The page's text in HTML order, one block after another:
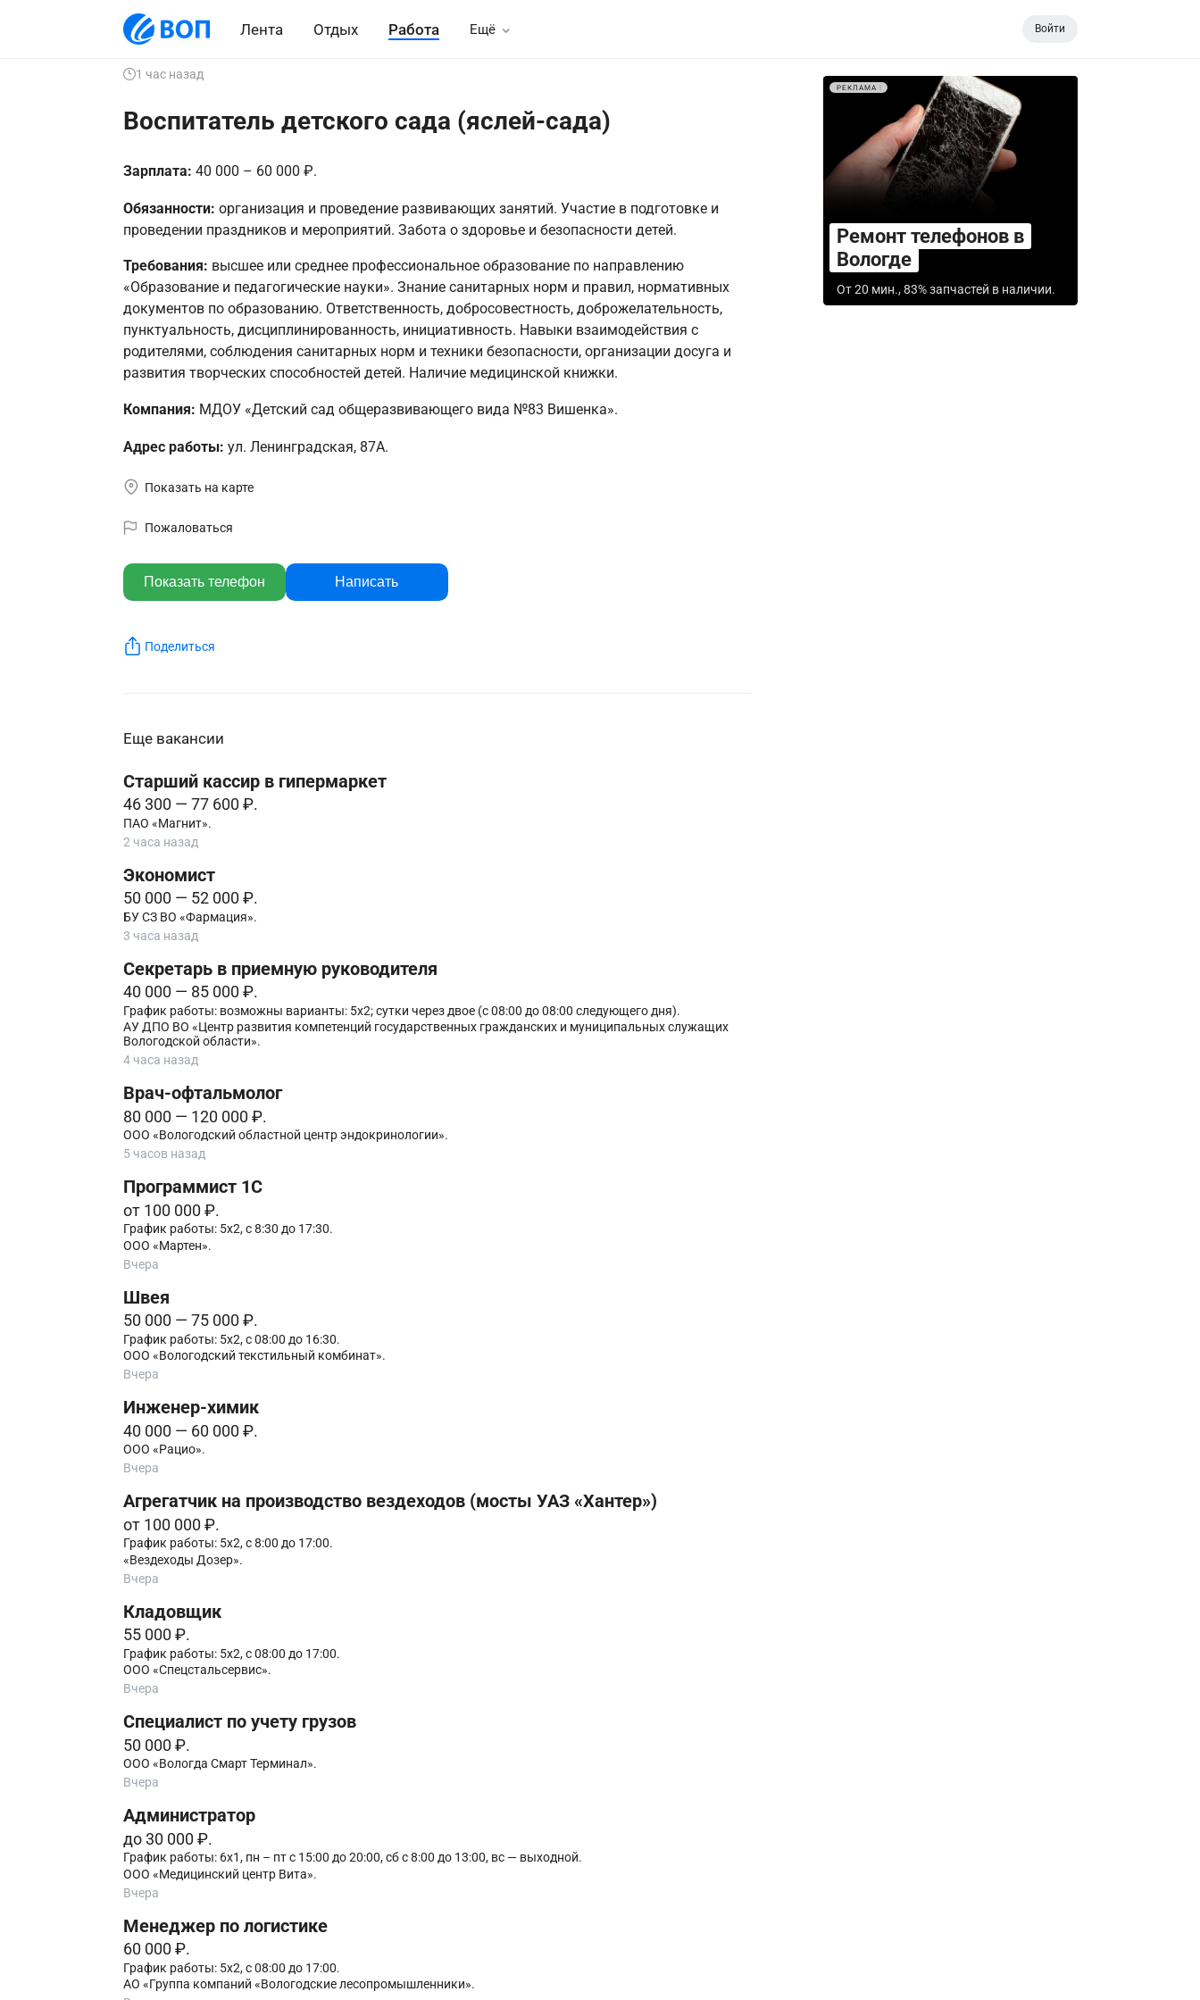
Лента Отдых Работа Ещё Войти
1 час назад
Воспитатель детского сада (яслей-сада)
Зарплата: 40 000 – 60 000 ₽.
Обязанности: организация и проведение развивающих занятий. Участие в подготовке и
проведении праздников и мероприятий. Забота о здоровье и безопасности детей.
Требования: высшее или среднее профессиональное образование по направлению
«Образование и педагогические науки». Знание санитарных норм и правил, нормативных
документов по образованию. Ответственность, добросовестность, доброжелательность,
пунктуальность, дисциплинированность, инициативность. Навыки взаимодействия с
родителями, соблюдения санитарных норм и техники безопасности, организации досуга и
развития творческих способностей детей. Наличие медицинской книжки.
Компания: МДОУ «Детский сад общеразвивающего вида №83 Вишенка».
Адрес работы: ул. Ленинградская, 87А.
Показать на карте
Пожаловаться
Показать телефон Написать
Поделиться
РЕКЛАМА
Ремонт телефонов в
Вологде
От 20 мин., 83% запчастей в наличии.
Еще вакансии
Старший кассир в гипермаркет
46 300 — 77 600 ₽.
ПАО «Магнит».
2 часа назад
Экономист
50 000 — 52 000 ₽.
БУ СЗ ВО «Фармация».
3 часа назад
Секретарь в приемную руководителя
40 000 — 85 000 ₽.
График работы: возможны варианты: 5х2; сутки через двое (с 08:00 до 08:00 следующего дня).
АУ ДПО ВО «Центр развития компетенций государственных гражданских и муниципальных служащих
Вологодской области».
4 часа назад
Врач-офтальмолог
80 000 — 120 000 ₽.
ООО «Вологодский областной центр эндокринологии».
5 часов назад
Программист 1С
от 100 000 ₽.
График работы: 5х2, с 8:30 до 17:30.
ООО «Мартен».
Вчера
Швея
50 000 — 75 000 ₽.
График работы: 5х2, с 08:00 до 16:30.
ООО «Вологодский текстильный комбинат».
Вчера
Инженер-химик
40 000 — 60 000 ₽.
ООО «Рацио».
Вчера
Агрегатчик на производство вездеходов (мосты УАЗ «Хантер»)
от 100 000 ₽.
График работы: 5х2, с 8:00 до 17:00.
«Вездеходы Дозер».
Вчера
Кладовщик
55 000 ₽.
График работы: 5х2, с 08:00 до 17:00.
ООО «Спецстальсервис».
Вчера
Специалист по учету грузов
50 000 ₽.
ООО «Вологда Смарт Терминал».
Вчера
Администратор
до 30 000 ₽.
График работы: 6х1, пн – пт с 15:00 до 20:00, сб с 8:00 до 13:00, вс — выходной.
ООО «Медицинский центр Вита».
Вчера
Менеджер по логистике
60 000 ₽.
График работы: 5х2, с 08:00 до 17:00.
АО «Группа компаний «Вологодские лесопромышленники».